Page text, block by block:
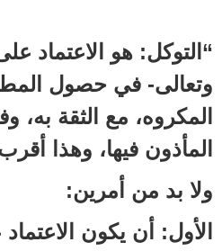
“التوكل: هو الاعتماد
وتعالى- في حصول
المكروه، مع الثقة به،
المأذون فيها، وهذا
ولا بد من أمرين:
الأول: أن يكون الاعتماد